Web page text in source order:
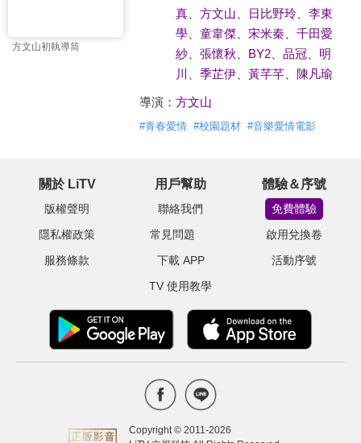
方文山初執導筒
真、 方文山 日比野玲、 李東
學、 童韋傑、 宋米秦
千田愛
紗、 張懷秋 BY2、 品冠、 明
川
季芷伊、 黃芊芊、 陳凡瑜
導演： 方文山
#青春愛情 #校園題材 #音樂愛情電影
關於 LiTV
版權聲明
隱私權政策
服務條款
用戶幫助
聯絡我們
常見問題
下載 APP
TV 使用教學
體驗＆序號
免費體驗
啟用兌換卷
活動序號
Copyright © 2011-2026